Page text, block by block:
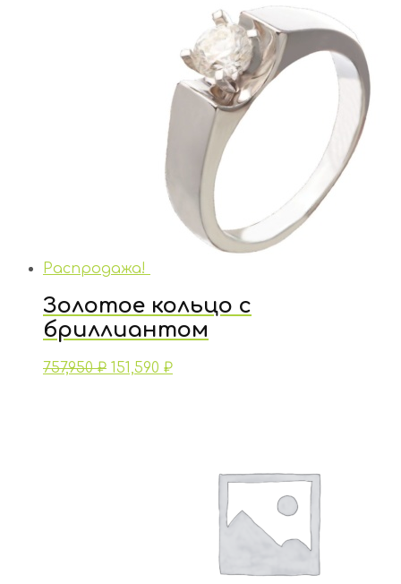
Распродажа!
Золотое кольцо с
бриллиантом
757,950₽ 151,590 ₽